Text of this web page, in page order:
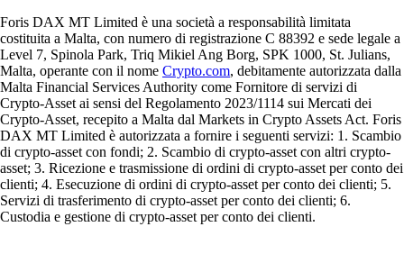
Foris DAX MT Limited è una società a responsabilità limitata
costituita a Malta, con numero di registrazione C 88392 e sede legale a
Level 7, Spinola Park, Triq Mikiel Ang Borg, SPK 1000, St. Julians,
Malta, operante con il nome Crypto.com, debitamente autorizzata dalla
Malta Financial Services Authority come Fornitore di servizi di
Crypto-Asset ai sensi del Regolamento 2023/1114 sui Mercati dei
Crypto-Asset, recepito a Malta dal Markets in Crypto Assets Act. Foris
DAX MT Limited è autorizzata a fornire i seguenti servizi: 1. Scambio
di crypto-asset con fondi; 2. Scambio di crypto-asset con altri crypto-
asset; 3. Ricezione e trasmissione di ordini di crypto-asset per conto dei
clienti; 4. Esecuzione di ordini di crypto-asset per conto dei clienti; 5.
Servizi di trasferimento di crypto-asset per conto dei clienti; 6.
Custodia e gestione di crypto-asset per conto dei clienti.